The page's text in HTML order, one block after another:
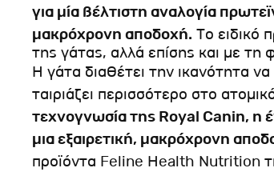
για μία βέλτιστη αναλογία
μακρόχρονη αποδοχή. Το ειδικό
της γάτας, αλλά επίσης και με τη
Η γάτα διαθέτει την ικανότητα
ταιριάζει περισσότερο στο
τεχνογνωσία της Royal Canin, η
μια εξαιρετική, μακρόχρονη
προϊόντα Feline Health Nutrition